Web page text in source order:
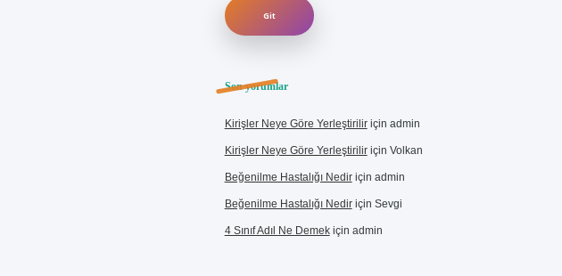
Son yorumlar
Kirişler Neye Göre Yerleştiriliriçin admin
Kirişler Neye Göre Yerleştiriliriçin Volkan
Beğenilme Hastalığı Nediriçin admin
Beğenilme Hastalığı Nediriçin Sevgi
4 Sınıf Adıl Ne Demekiçin admin